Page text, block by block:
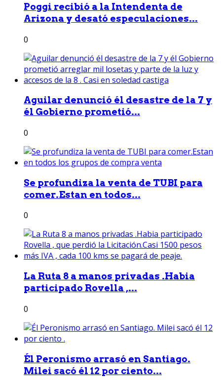
Poggi recibió a la Intendenta de
Arizona y desató especulaciones...
0
Aguilar denunció él desastre de la 7 y
él Gobierno prometió...
0
Se profundiza la venta de TUBI para
comer.Estan en todos...
0
La Ruta 8 a manos privadas .Habia
participado Rovella ,...
0
Él Peronismo arrasó en Santiago.
Milei sacó él 12 por ciento...